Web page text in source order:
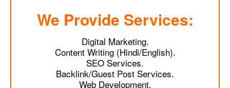
We Provide Services:
Digital Marketing.
Content Writing (Hindi/English).
SEO Services.
Backlink/Guest Post Services.
Web Development.